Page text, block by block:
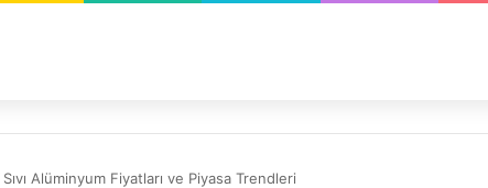
Sıvı Alüminyum Fiyatları ve Piyasa Trendleri